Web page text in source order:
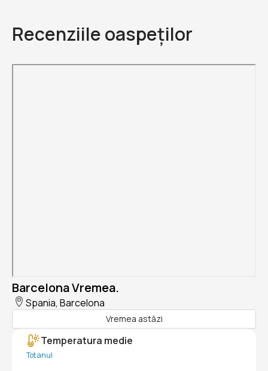
Recenziile oaspeților
Barcelona Vremea.
Spania, Barcelona
Vremea astăzi
Temperatura medie
Tot anul